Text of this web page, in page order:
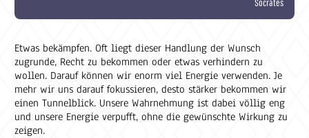
Etwas bekämpfen. Oft liegt dieser Handlung der Wunsch
zugrunde, Recht zu bekommen oder etwas verhindern zu
wollen. Darauf können wir enorm viel Energie verwenden. Je
mehr wir uns darauf fokussieren, desto stärker bekommen wir
einen Tunnelblick. Unsere Wahrnehmung ist dabei völlig eng
und unsere Energie verpufft, ohne die gewünschte Wirkung zu
zeigen.